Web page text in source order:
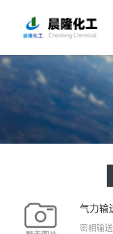
气力输
密相输